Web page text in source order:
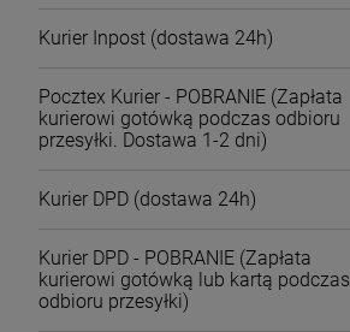
Kurier Inpost (dostawa 24h)
Pocztex Kurier - POBRANIE (Zapłata
kurierowi gotówką podczas odbioru
przesyłki. Dostawa 1-2 dni)
Kurier DPD (dostawa 24h)
Kurier DPD - POBRANIE (Zapłata
kurierowi gotówką lub kartą podczas
odbioru przesyłki)